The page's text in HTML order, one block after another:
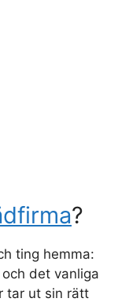
?
ting hemma:
det vanliga
tar ut sin rätt